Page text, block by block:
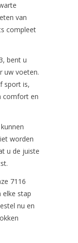
van
compleet
bent u
uw voeten.
sport is,
comfort en
worden
u de juiste
7116
elke stap
nu en